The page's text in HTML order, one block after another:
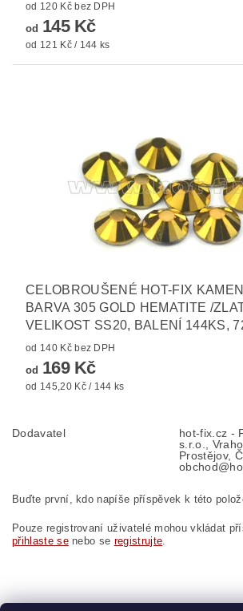
od 120 Kč bez DPH
od 145 Kč
od 121 Kč / 144 ks
CELOBROUŠENÉ HOT-FIX
BARVA 305 GOLD HEMATITE /
VELIKOST SS20, BALENÍ 144KS,
od 140 Kč bez DPH
od 169 Kč
od 145,20 Kč / 144 ks
Dodavatel
hot-fix.cz -
s.r.o.,
Prostějov,
Buďte první, kdo napíše příspěvek k této
Pouze registrovaní uživatelé mohou vkládat
přihlaste senebo se registrujte